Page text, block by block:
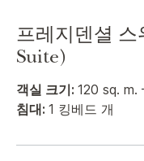
프레지덴셜
Suite)
객실 크기: 120 sq. m.
침대: 1 킹베드 개